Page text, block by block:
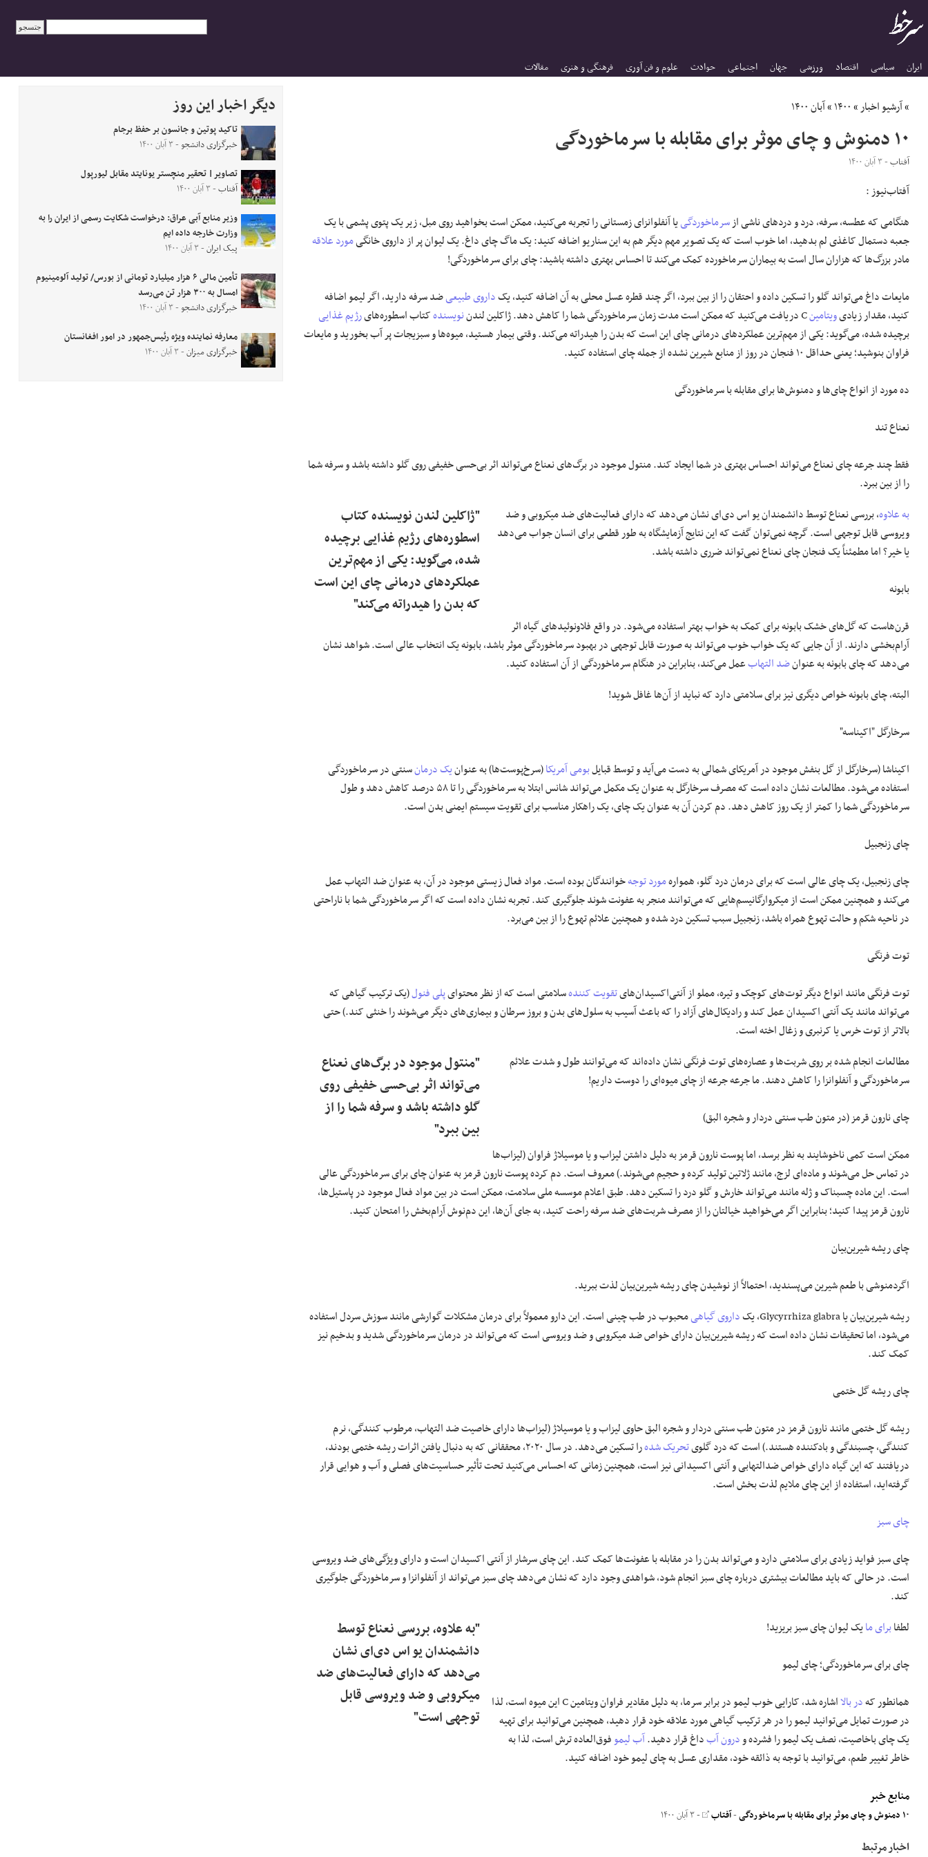
ایران سیاسی اقتصاد ورزشی جهان اجتماعی حوادث علوم و فن آوری فرهنگی و هنری مقالات
»آرشیو اخبار»۱۴۰۰»آبان ۱۴۰۰
۱۰ دمنوش و چای موثر برای مقابله با سرماخوردگی
آفتاب- ۳ آبان ۱۴۰۰
آفتاب‌‌نیوز :
هنگامی که عطسه، سرفه، درد و درد‌های ناشی ازسرماخوردگییا آنفلوانزای زمستانی را تجربه می‌کنید، ممکن است بخواهید روی مبل، زیر یک پتوی پشمی با یک
جعبه دستمال کاغذی لم بدهید، اما خوب است که یک تصویر مهم دیگر هم به این سناریو اضافه کنید: یک ماگ چای داغ. یک لیوان پر از داروی خانگیمورد علاقه
مادر بزرگ‌ها که هزاران سال است به بیماران سرماخورده کمک می‌کند تا احساس بهتری داشته باشید: چای برای سرماخوردگی!
مایعات داغ می‌تواند گلو را تسکین داده و احتقان را از بین ببرد، اگر چند قطره عسل محلی به آن اضافه کنید، یکداروی طبیعیضد سرفه دارید، اگر لیمو اضافه
کنید، مقدار زیادیویتامینC دریافت می‌کنید که ممکن است مدت زمان سرماخوردگی شما را کاهش دهد. ژاکلین لندن نویسندهکتاب اسطوره‌هایرژیم غذایی
برچیده شده، می‌گوید: یکی از مهم‌ترین عملکرد‌های درمانی چای این است که بدن را هیدراته می‌کند. وقتی بیمار هستید، میوه‌ها و سبزیجات پر آب بخورید و مایعات
فراوان بنوشید؛ یعنی حداقل ۱۰ فنجان در روز از منابع شیرین نشده از جمله چای استفاده کنید.
ده مورد از انواع چای‌ها و دمنوش‌ها برای مقابله با سرماخوردگی
نعناع تند
فقط چند جرعه چای نعناع می‌تواند احساس بهتری در شما ایجاد کند. منتول موجود در برگ‌های نعناع می‌تواند اثر بی‌حسی خفیفی روی گلو داشته باشد و سرفه شما
را از بین ببرد.
"ژاکلین لندن نویسنده کتاب
اسطوره‌های رژیم غذایی برچیده
شده، می‌گوید: یکی از مهم‌ترین
عملکرد‌های درمانی چای این است
که بدن را هیدراته می‌کند"
به علاوه، بررسی نعناع توسط دانشمندان یو اس دی‌ای نشان می‌دهد که دارای فعالیت‌های ضد میکروبی و ضد
ویروسی قابل توجهی است. گرچه نمی‌توان گفت که این نتایج آزمایشگاه به طور قطعی برای انسان جواب می‌دهد
یا خیر؟ اما مطمئناً یک فنجان چای نعناع نمی‌تواند ضرری داشته باشد.
بابونه
قرن‌هاست که گل‌های خشک بابونه برای کمک به خواب بهتر استفاده می‌شود. در واقع فلاونوئید‌های گیاه اثر
آرام‌بخشی دارند. از آن جایی که یک خواب خوب می‌تواند به صورت قابل توجهی در بهبود سرماخوردگی موثر باشد، بابونه یک انتخاب عالی است. شواهد نشان
می‌دهد که چای بابونه به عنوانضد التهابعمل می‌کند، بنابراین در هنگام سرماخوردگی از آن استفاده کنید.
البته، چای بابونه خواص دیگری نیز برای سلامتی دارد که نباید از آن‌ها غافل شوید!
سرخارگل "اکیناسه"
اکیناشا (سرخارگل از گل بنفش موجود در آمریکای شمالی به دست می‌آید و توسط قبایلبومی آمریکا(سرخ‌پوست‌ها) به عنوانیک درمانسنتی در سرماخوردگی
استفاده می‌شود. مطالعات نشان داده است که مصرف سرخارگل به عنوان یک مکمل می‌تواند شانس ابتلا به سرماخوردگی را تا ۵۸ درصد کاهش دهد و طول
سرماخوردگی شما را کمتر از یک روز کاهش دهد. دم کردن آن به عنوان یک چای، یک راهکار مناسب برای تقویت سیستم ایمنی بدن است.
چای زنجبیل
چای زنجبیل، یک چای عالی است که برای درمان درد گلو، هموارهمورد توجهخوانندگان بوده است. مواد فعال زیستی موجود در آن، به عنوان ضد التهاب عمل
می‌کند و همچنین ممکن است از میکروارگانیسم‌هایی که می‌توانند منجر به عفونت شوند جلوگیری کند. تجربه نشان داده است که اگر سرماخوردگی شما با ناراحتی
در ناحیه شکم و حالت تهوع همراه باشد، زنجبیل سبب تسکین درد شده و همچنین علائم تهوع را از بین می‌برد.
توت فرنگی
توت فرنگی مانند انواع دیگر توت‌های کوچک و تیره، مملو از آنتی‌اکسیدان‌هایتقویت کنندهسلامتی است که از نظر محتوایپلی فنول(یک ترکیب گیاهی که
می‌تواند مانند یک آنتی اکسیدان عمل کند و رادیکال‌های آزاد را که باعث آسیب به سلول‌های بدن و بروز سرطان و بیماری‌های دیگر می‌شوند را خنثی کند.) حتی
بالاتر از توت خرس یا کرنبری و زغال ‎اخته است.
"منتول موجود در برگ‌های نعناع
می‌تواند اثر بی‌حسی خفیفی روی
گلو داشته باشد و سرفه شما را از
بین ببرد"
مطالعات انجام شده بر روی شربت‌ها و عصاره‌های توت فرنگی نشان داده‌اند که می‌توانند طول و شدت علائم
سرماخوردگی و آنفلوانزا را کاهش دهند. ما جرعه جرعه از چای میوه‌ای را دوست داریم!
چای نارون قرمز (در متون طب سنتی دردار و شجره البق)
ممکن است کمی ناخوشایند به نظر برسد، اما پوست نارون قرمز به دلیل داشتن لیزاب و یا موسیلاژ فراوان (لیزاب‌ها
در تماس حل می‌شوند و ماده‌ای لزج، مانند ژلاتین تولید کرده و حجیم می‌شوند.) معروف است. دم کرده پوست نارون قرمز به عنوان چای برای سرماخوردگی عالی
است. این ماده چسبناک و ژله مانند می‌تواند خارش و گلو درد را تسکین دهد. طبق اعلام موسسه ملی سلامت، ممکن است در بین مواد فعال موجود در پاستیل‌ها،
نارون قرمز پیدا کنید؛ بنابراین اگر می‌خواهید خیالتان را از مصرف شربت‌های ضد سرفه راحت کنید، به جای آن‌ها، این دم‌نوش آرام‌بخش را امتحان کنید.
چای ریشه شیرین‌بیان
اگردمنوشی با طعم شیرین می‌پسندید، احتمالاً از نوشیدن چای ریشه شیرین‌بیان لذت ببرید.
ریشه شیرین‌بیان یا Glycyrrhiza glabra، یک
داروی گیاهیمحبوب در طب چینی است. این دارو معمولاً برای درمان مشکلات گوارشی مانند سوزش سردل استفاده
می‌شود، اما تحقیقات نشان داده است که ریشه شیرین‌بیان دارای خواص ضد میکروبی و ضد ویروسی است که می‌تواند در درمان سرماخوردگی شدید و بدخیم نیز
کمک کند.
چای ریشه گل ختمی
ریشه گل ختمی مانند نارون قرمز در متون طب سنتی دردار و شجره البق حاوی لیزاب و یا موسیلاژ (لیزاب‌ها دارای خاصیت ضد التهاب، مرطوب کنندگی، نرم
کنندگی، چسبندگی و بادکننده هستند.) است که درد گلویتحریک شده
را تسکین می‌دهد. در سال ۲۰۲۰، محققانی که به دنبال یافتن اثرات ریشه ختمی بودند،
دریافتند که این گیاه دارای خواص ضدالتهابی و آنتی اکسیدانی نیز است، همچنین زمانی که احساس می‌کنید تحت تأثیر حساسیت‌های فصلی و آب و هوایی قرار
گرفته‌اید، استفاده از این چای ملایم لذت بخش است.
چای سبز
چای سبز فواید زیادی برای سلامتی دارد و می‌تواند بدن را در مقابله با عفونت‌ها کمک کند. این چای سرشار از آنتی اکسیدان است و دارای ویژگی‌های ضد ویروسی
است. در حالی که باید مطالعات بیشتری درباره چای سبز انجام شود، شواهدی وجود دارد که نشان می‌دهد چای سبز می‌تواند از آنفلوانزا و سرماخوردگی جلوگیری
کند.
"به علاوه، بررسی نعناع توسط
دانشمندان یو اس دی‌ای نشان
می‌دهد که دارای فعالیت‌های ضد
میکروبی و ضد ویروسی قابل
توجهی است"
لطفابرای مایک لیوان چای سبز بریزید!
چای برای سرماخوردگی؛ چای لیمو
همانطور کهدر بالا
اشاره شد، کارایی خوب لیمو در برابر سرما، به دلیل مقادیر فراوان ویتامین C این میوه است، لذا
در صورت تمایل می‌توانید لیمو را در هر ترکیب گیاهی مورد علاقه خود قرار دهید، همچنین می‌توانید برای تهیه
یک چای باخاصیت، نصف یک لیمو را فشرده ودرون آبداغ قرار دهید.آب لیموفوق‌العاده ترش است، لذا به
خاطر تغییر طعم، می‌توانید با توجه به ذائقه خود، مقداری عسل به چای لیمو خود اضافه کنید.
منابع خبر
۱۰ دمنوش و چای موثر برای مقابله با سرماخوردگی -آفتاب - ۳ آبان ۱۴۰۰
اخبار مرتبط
دیگر اخبار این روز
تاکید پوتین و جانسون بر حفظ برجام
خبرگزاری دانشجو- ۳ آبان ۱۴۰۰
تصاویر| تحقیر منچستر یونایتد مقابل لیورپول
آفتاب- ۳ آبان ۱۴۰۰
وزیر منابع آبی عراق: درخواست شکایت رسمی از ایران را به
وزارت خارجه داده ایم
پیک ایران- ۳ آبان ۱۴۰۰
تأمین مالی ۶ هزار میلیارد تومانی از بورس/ تولید آلومینیوم
امسال به ۳۰۰ هزار تن می‌رسد
خبرگزاری دانشجو- ۳ آبان ۱۴۰۰
معارفه نماینده ویژه رئیس‌جمهور در امور افغانستان
خبرگزاری میزان- ۳ آبان ۱۴۰۰